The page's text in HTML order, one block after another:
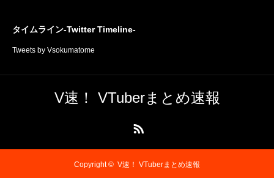
タイムライン-Twitter Timeline-
Tweets by Vsokumatome
V速！ VTuberまとめ速報
Copyright © V速！ VTuberまとめ速報